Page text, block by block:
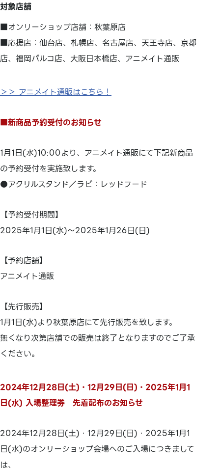
対象店舗
■オンリーショップ店舗：秋葉原店
■応援店：仙台店、札幌店、名古屋店、天王寺店、京都
店、福岡パルコ店、大阪日本橋店、アニメイト通販
＞＞ アニメイト通販はこちら！
■新商品予約受付のお知らせ
1月1日(水)10:00より、アニメイト通販にて下記新商品
の予約受付を実施致します。
●アクリルスタンド／ラピ：レッドフード
【予約受付期間】
2025年1月1日(水)～2025年1月26日(日)
【予約店舗】
アニメイト通販
【先行販売】
1月1日(水)より秋葉原店にて先行販売を致します。
無くなり次第店舗での販売は終了となりますのでご了承
ください。
2024年12月28日(土)・12月29日(日)・2025年1月1
日(水) 入場整理券 先着配布のお知らせ
2024年12月28日(土)・12月29日(日)・2025年1月1
日(水)のオンリーショップ会場へのご入場につきまして
は、